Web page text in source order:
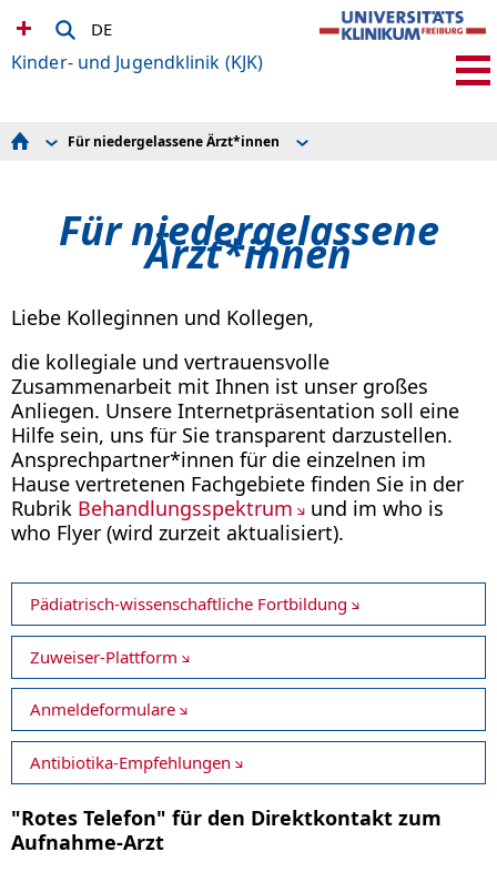
DE
Kinder- und Jugendklinik (KJK)
Diagnostik für seltene Erkrankungen
Umfassende Betreuung
Forschung und klinische Studien
Ausbildung und Studium
Für niedergelassene Ärzt*innen
Informationen für Patient*innen
ru-kjk
Für niedergelassene Ärzt*innen
Antibiotika-Empfehlungen
Für niedergelassene
Ärzt*innen
Liebe Kolleginnen und Kollegen,
die kollegiale und vertrauensvolle
Zusammenarbeit mit Ihnen ist unser großes
Anliegen. Unsere Internetpräsentation soll eine
Hilfe sein, uns für Sie transparent darzustellen.
Ansprechpartner*innen für die einzelnen im
Hause vertretenen Fachgebiete finden Sie in der
Rubrik Behandlungsspektrum
und im who is
who Flyer (wird zurzeit aktualisiert).
Pädiatrisch-wissenschaftliche Fortbildung
Zuweiser-Plattform
Anmeldeformulare
Antibiotika-Empfehlungen
"Rotes Telefon" für den Direktkontakt zum
Aufnahme-Arzt